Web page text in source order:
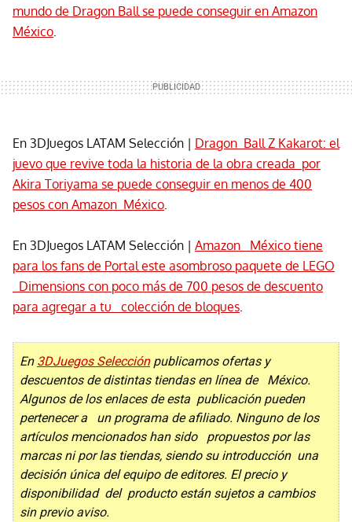
mundo de Dragon Ball se puede conseguir en Amazon
México.
En 3DJuegos LATAM Selección | Dragon Ball Z Kakarot: el
juevo que revive toda la historia de la obra creada por
Akira Toriyama se puede conseguir en menos de 400
pesos con Amazon México.
En 3DJuegos LATAM Selección | Amazon México tiene
para los fans de Portal este asombroso paquete de LEGO
Dimensions con poco más de 700 pesos de descuento
para agregar a tu colección de bloques.
En 3DJuegos Selecciónpublicamos ofertas y
descuentos de distintas tiendas en línea de México.
Algunos de los enlaces de esta publicación pueden
pertenecer a un programa de afiliado. Ninguno de los
artículos mencionados han sido propuestos por las
marcas ni por las tiendas, siendo su introducción una
decisión única del equipo de editores. El precio y
disponibilidad del producto están sujetos a cambios
sin previo aviso.